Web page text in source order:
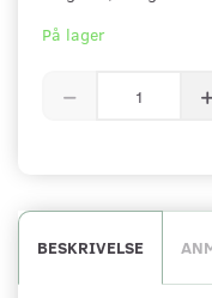
På lager
BESKRIVELSE